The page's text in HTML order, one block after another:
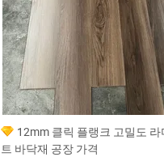
12mm 클릭 플랭크 고밀도 라
트 바닥재 공장 가격